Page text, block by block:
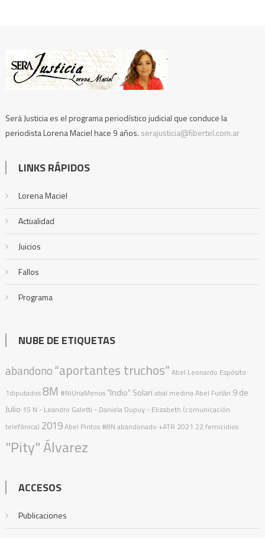
Será Justicia es el programa periodístico judicial que conduce la
periodista Lorena Maciel hace 9 años. serajusticia@fibertel.com.ar
LINKS RÁPIDOS
Lorena Maciel
Actualidad
Juicios
Fallos
Programa
NUBE DE ETIQUETAS
abandono“aportantes truchos” Abel Leonardo Espósito
1diputados8M #NiUnaMenos "Indio" Solari abal medinaAbel Furlán 9 de
Julio 15 N - Leandro Galetti - Daniela Dupuy - Elizabeth (comunicación
telefónica) 2019Abel Pintos #8N abandonado +ATR 2021 22 femicidios
"Pity" Álvarez
ACCESOS
Publicaciones